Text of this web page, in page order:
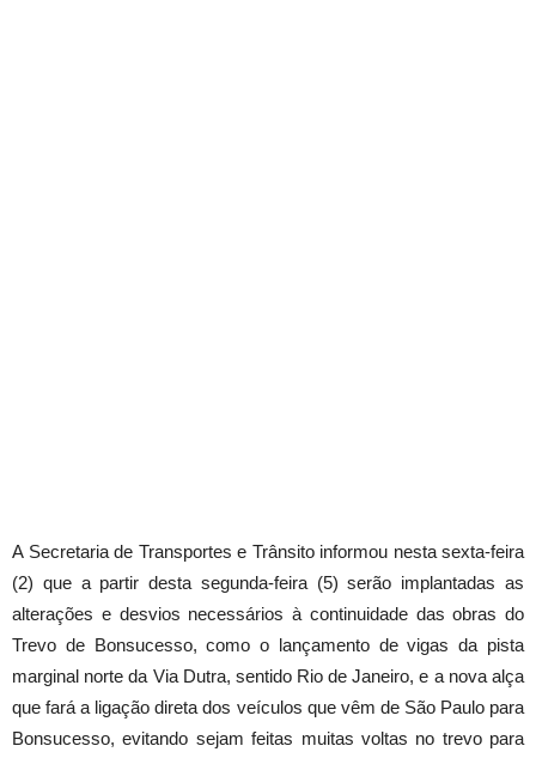
A Secretaria de Transportes e Trânsito informou nesta sexta-feira
(2) que a partir desta segunda-feira (5) serão implantadas as
alterações e desvios necessários à continuidade das obras do
Trevo de Bonsucesso, como o lançamento de vigas da pista
marginal norte da Via Dutra, sentido Rio de Janeiro, e a nova alça
que fará a ligação direta dos veículos que vêm de São Paulo para
Bonsucesso, evitando sejam feitas muitas voltas no trevo para